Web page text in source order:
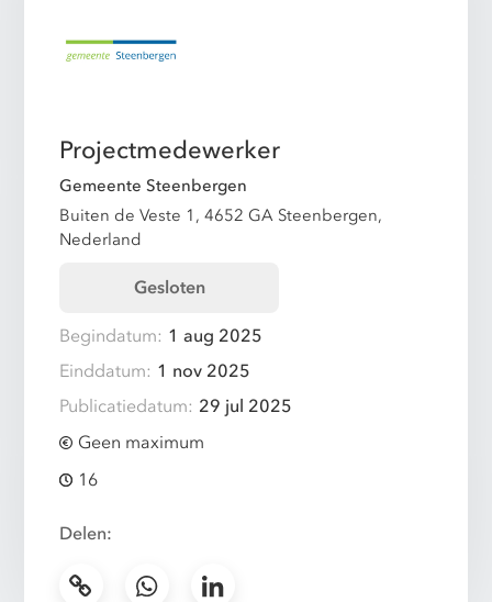
Projectmedewerker
Gemeente Steenbergen
Buiten de Veste 1, 4652 GA Steenbergen,
Nederland
Gesloten
Begindatum: 1 aug 2025
Einddatum: 1 nov 2025
Publicatiedatum: 29 jul 2025
Geen maximum
16
Delen: